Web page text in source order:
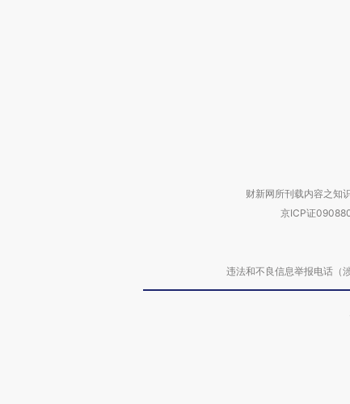
财新网所刊载内容之知
京ICP证
违法和不良信息举报电话